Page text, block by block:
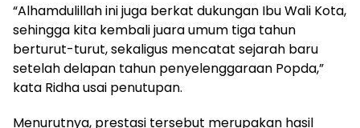
“Alhamdulillah ini juga berkat dukungan Ibu Wali Kota,
sehingga kita kembali juara umum tiga tahun
berturut-turut, sekaligus mencatat sejarah baru
setelah delapan tahun penyelenggaraan Popda,”
kata Ridha usai penutupan.
Menurutnya, prestasi tersebut merupakan hasil